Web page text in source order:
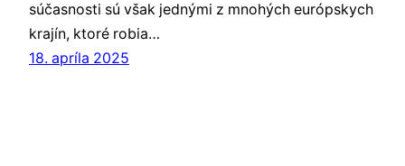
súčasnosti sú však jednými z mnohých európskych
krajín, ktoré robia…
18. apríla 2025